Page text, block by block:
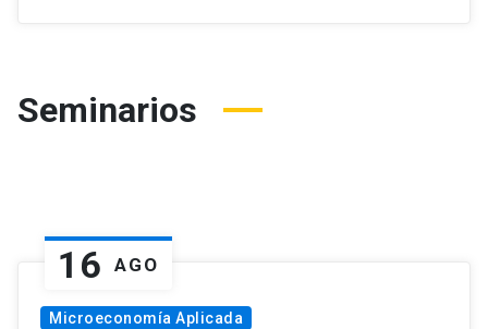
Seminarios
16 AGO
Microeconomía Aplicada